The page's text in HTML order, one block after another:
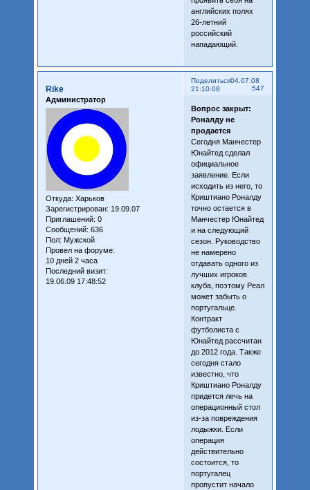
английских полях
26-летний
российский
нападающий.
Поделиться
547
04.07.08
21:10:08
Rike
Администратор
Откуда: Харьков
Зарегистрирован: 19.09.07
Приглашений: 0
Сообщений: 636
Пол: Мужской
Провел на форуме:
10 дней 2 часа
Последний визит:
19.06.09 17:48:52
Вопрос закрыт:
Роналду не
продается
Сегодня Манчестер
Юнайтед сделал
официальное
заявление. Если
исходить из него, то
Криштиано Роналду
точно остается в
Манчестер Юнайтед
и на следующий
сезон. Руководство
не намерено
отдавать одного из
лучших игроков
клуба, поэтому Реал
может забыть о
португальце.
Контракт
футболиста с
Юнайтед рассчитан
до 2012 года. Также
сегодня стало
известно, что
Криштиано Роналду
придется лечь на
операционный стол
из-за повреждения
лодыжки. Если
операция
действительно
состоится, то
португалец
пропустит начало